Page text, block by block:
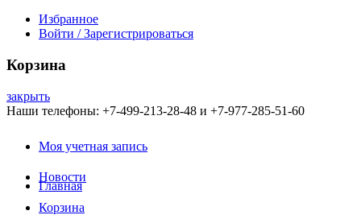
Избранное
Войти / Зарегистрироваться
Корзина
закрыть
Наши телефоны: +7-499-213-28-48 и +7-977-285-51-60
Моя учетная запись
Новости
Корзина
Главная